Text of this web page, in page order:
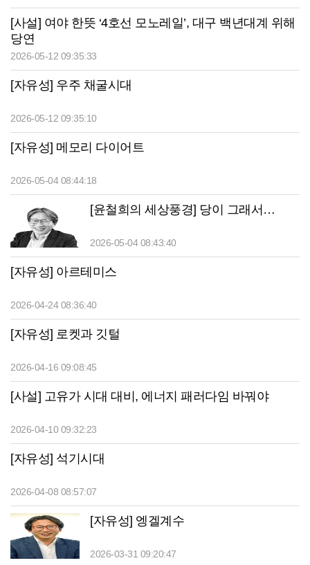
[사설] 여야 한뜻 ‘4호선 모노레일’, 대구 백년대계 위해
당연
2026-05-12 09:35:33
[자유성] 우주 채굴시대
2026-05-12 09:35:10
[자유성] 메모리 다이어트
2026-05-04 08:44:18
[윤철희의 세상풍경] 당이 그래서…
2026-05-04 08:43:40
[자유성] 아르테미스
2026-04-24 08:36:40
[자유성] 로켓과 깃털
2026-04-16 09:08:45
[사설] 고유가 시대 대비, 에너지 패러다임 바꿔야
2026-04-10 09:32:23
[자유성] 석기시대
2026-04-08 08:57:07
[자유성] 엥겔계수
2026-03-31 09:20:47